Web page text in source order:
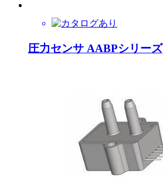
圧力センサ AABPシリーズ